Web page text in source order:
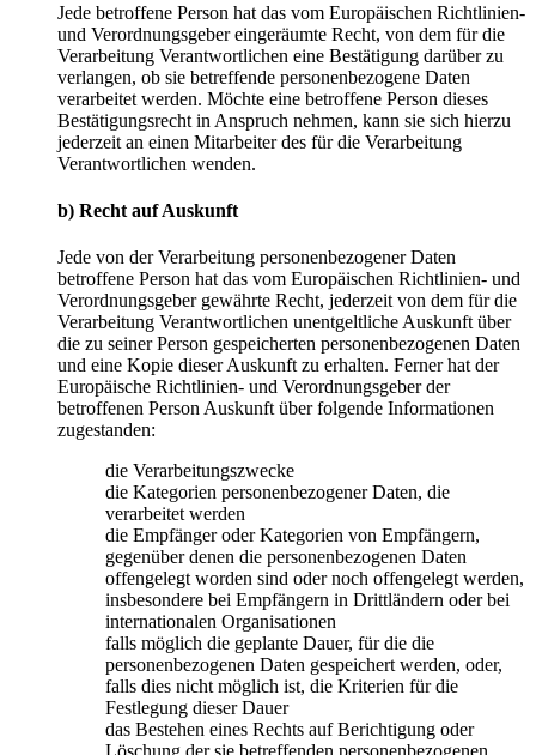
Jede betroffene Person hat das vom Europäischen Richtlinien-
und Verordnungsgeber eingeräumte Recht, von dem für die
Verarbeitung Verantwortlichen eine Bestätigung darüber zu
verlangen, ob sie betreffende personenbezogene Daten
verarbeitet werden. Möchte eine betroffene Person dieses
Bestätigungsrecht in Anspruch nehmen, kann sie sich hierzu
jederzeit an einen Mitarbeiter des für die Verarbeitung
Verantwortlichen wenden.
b) Recht auf Auskunft
Jede von der Verarbeitung personenbezogener Daten
betroffene Person hat das vom Europäischen Richtlinien- und
Verordnungsgeber gewährte Recht, jederzeit von dem für die
Verarbeitung Verantwortlichen unentgeltliche Auskunft über
die zu seiner Person gespeicherten personenbezogenen Daten
und eine Kopie dieser Auskunft zu erhalten. Ferner hat der
Europäische Richtlinien- und Verordnungsgeber der
betroffenen Person Auskunft über folgende Informationen
zugestanden:
die Verarbeitungszwecke
die Kategorien personenbezogener Daten, die
verarbeitet werden
die Empfänger oder Kategorien von Empfängern,
gegenüber denen die personenbezogenen Daten
offengelegt worden sind oder noch offengelegt werden,
insbesondere bei Empfängern in Drittländern oder bei
internationalen Organisationen
falls möglich die geplante Dauer, für die die
personenbezogenen Daten gespeichert werden, oder,
falls dies nicht möglich ist, die Kriterien für die
Festlegung dieser Dauer
das Bestehen eines Rechts auf Berichtigung oder